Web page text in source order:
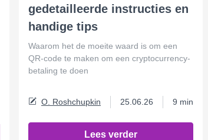
gedetailleerde instructies en
handige tips
Waarom het de moeite waard is om een ​​
QR-code te maken om een ​​cryptocurrency-
betaling te doen
O. Roshchupkin 25.06.26 9 min
Lees verder